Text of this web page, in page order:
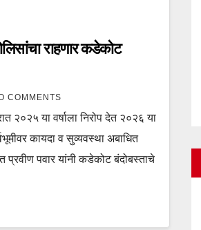
राहणार कडेकोट
COMMENTS
२०२५ या वर्षाला निरोप देत २०२६ या
कायदा व सुव्यवस्था अबाधित
प्रवीण पवार यांनी कडेकोट बंदोबस्ताचे